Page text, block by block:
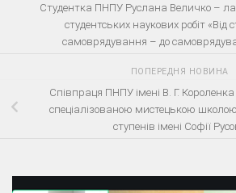
Студентка ПНПУ Руслана Величко –
студентських наукових робіт «Від
самоврядування – до
ПОПЕРЕДНЯ НОВИНА
Співпраця ПНПУ імені В. Г.
спеціалізованою мистецькою школою-
ступенів імені Софії